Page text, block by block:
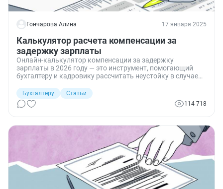
Гончарова Алина 17 января 2025
Калькулятор расчета компенсации за
задержку зарплаты
Онлайн-калькулятор компенсации за задержку
зарплаты в 2026 году — это инструмент, помогающий
бухгалтеру и кадровику рассчитать неустойку в случае
Бухгалтеру
Статьи
114 718